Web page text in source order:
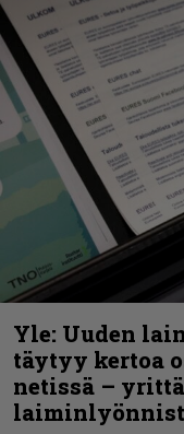
Yle: Uuden
täytyy kertoa
netissä –